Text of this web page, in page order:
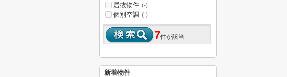
居抜物件 (-)
個別空調 (-)
7件が該当
新着物件